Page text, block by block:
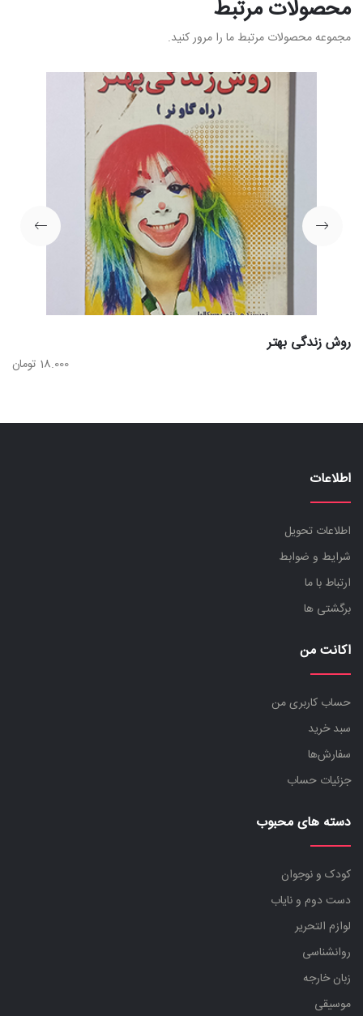
محصولات مرتبط
مجموعه محصولات مرتبط ما را مرور کنید.
روش زندگی بهتر
18.000 تومان
اطلاعات
اطلاعات تحویل
شرایط و ضوابط
ارتباط با ما
برگشتی ها
اکانت من
حساب کاربری من
سبد خرید
سفارش‌ها
جزئیات حساب
دسته های محبوب
کودک و نوجوان
دست دوم و نایاب
لوازم التحریر
روانشناسی
زبان خارجه
موسیقی